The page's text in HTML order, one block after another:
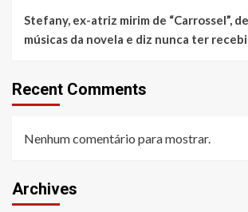
Stefany, ex-atriz mirim de “Carrossel”,
músicas da novela e diz nunca ter
Recent Comments
Nenhum comentário para mostrar.
Archives